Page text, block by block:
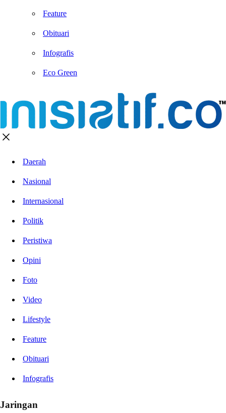
Feature
Obituari
Infografis
Eco Green
Daerah
Nasional
Internasional
Politik
Peristiwa
Opini
Foto
Video
Lifestyle
Feature
Obituari
Infografis
Jaringan